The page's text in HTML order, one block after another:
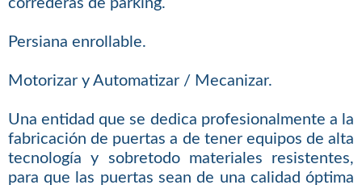
Persiana enrollable.
Motorizar y Automatizar / Mecanizar.
Una entidad que se dedica profesionalmente a la
fabricación de puertas a de tener equipos de alta
tecnología y sobretodo materiales resistentes,
para que las puertas sean de una calidad óptima